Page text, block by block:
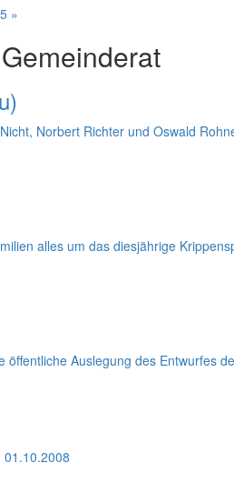
»
Norbert Richter und Oswald
alles um das diesjährige
Auslegung des Entwurfes